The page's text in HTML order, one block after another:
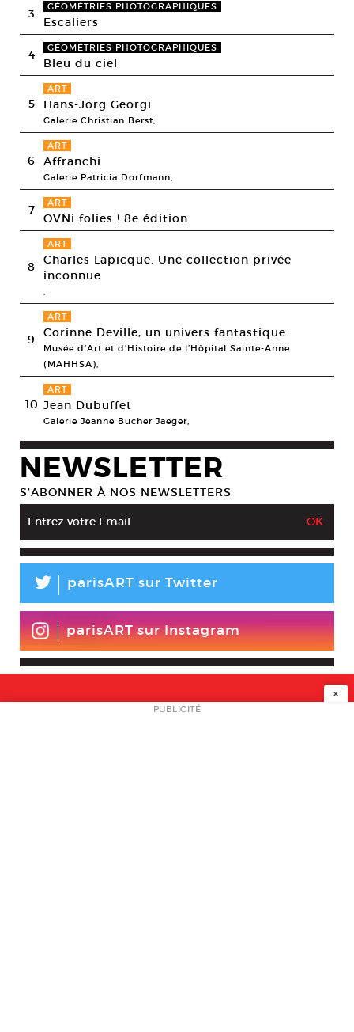
3 GÉOMÉTRIES PHOTOGRAPHIQUES
Escaliers
4 GÉOMÉTRIES PHOTOGRAPHIQUES
Bleu du ciel
5
ART
Hans-Jörg Georgi
Galerie Christian Berst,
6
ART
Affranchi
Galerie Patricia Dorfmann,
7 ART
OVNi folies ! 8e édition
8
ART
Charles Lapicque. Une collection privée
inconnue
,
9
ART
Corinne Deville, un univers fantastique
Musée d’Art et d’Histoire de l’Hôpital Sainte-Anne
(MAHHSA),
10
ART
Jean Dubuffet
Galerie Jeanne Bucher Jaeger,
NEWSLETTER
S’ABONNER À NOS NEWSLETTERS
L parisART sur Twitter
parisART sur Instagram
NEWSLETTER
×
PUBLICITÉ